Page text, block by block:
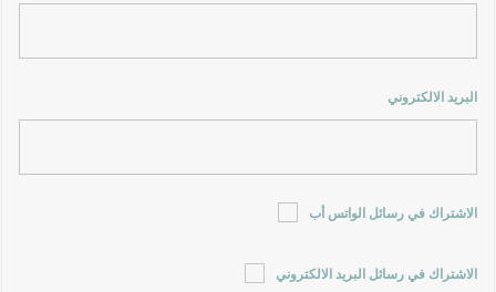
البريد الالكتروني
الاشتراك في رسائل الواتس أب
الاشتراك في رسائل البريد الالكتروني